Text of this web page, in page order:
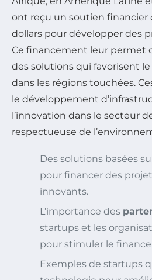
ont reçu un soutien financier
dollars pour développer des
Ce financement leur
des solutions qui favorisent le
dans les régions touchées.
le développement
l’innovation dans le secteur
respectueuse de
Des solutions basées
pour financer des
innovants.
L’importance des
startups et les
pour stimuler le
Exemples de startups